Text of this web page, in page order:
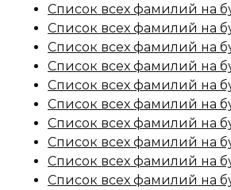
Список всех фамилий на
Список всех фамилий на
Список всех фамилий на
Список всех фамилий на
Список всех фамилий на
Список всех фамилий на
Список всех фамилий на
Список всех фамилий на
Список всех фамилий на
Список всех фамилий на